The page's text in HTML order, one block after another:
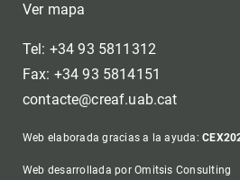
Ver mapa
Tel: +34 93 5811312
Fax: +34 93 5814151
contacte@creaf.uab.cat
Web elaborada gracias a la ayuda:
Web desarrollada por Omitsis Consulting